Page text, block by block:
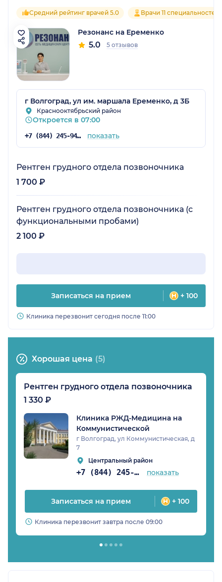
Средний рейтинг врачей 5.0 Врачи 11 специальностей
Резонанс на Еременко
5.0 5 отзывов
г Волгоград, ул им. маршала Еременко, д 3Б
Краснооктябрьский район
Откроется в 07:00
+7 (844) 245-94-38 показать
Рентген грудного отдела позвоночника
1 700 ₽
Рентген грудного отдела позвоночника (с
функциональными пробами)
2 100 ₽
Записаться на прием + 100
Клиника перезвонит сегодня после 11:00
Хорошая цена (5)
Рентген грудного отдела позвоночника
1 330 ₽
Клиника РЖД-Медицина на
Коммунистической
г Волгоград, ул Коммунистическая, д
7
Центральный район
+7 (844) 245-98-54 показать
Записаться на прием + 100
Клиника перезвонит завтра после 09:00